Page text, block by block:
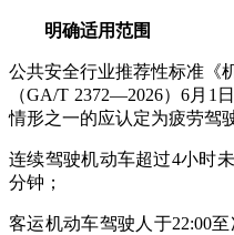
明确适用范围
公共安全行业推荐性标准《
（GA/T 2372—2026）6月1
情形之一的应认定为疲劳驾
连续驾驶机动车超过4小时
分钟；
客运机动车驾驶人于22:00